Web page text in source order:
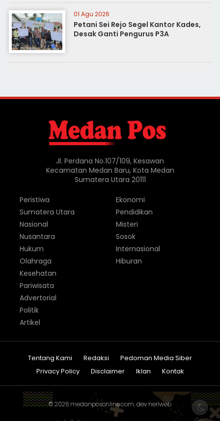
01 Agu 2026
Petani Sei Rejo Segel Kantor Kades,
Desak Ganti Pengurus P3A
Jl. Perdana No.107/109, Kesawan
Kecamatan Medan Baru, Kota Medan
Sumatera Utara 20111
Peristiwa
Sumatera Utara
Nasional
Nusantara
Hukum
Olahraga
Ekonomi
Pendidikan
Misteri
Sosok
Internasional
Hiburan
Kesehatan
Pariwisata
Advertorial
Politik
Artikel
Tentang Kami Redaksi
Pedoman Media Siber
Privacy Policy
Disclaimer Iklan Kontak
© 2026 medanposonline.com. dev heriweb